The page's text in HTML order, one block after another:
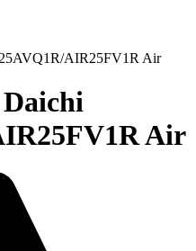
AIR25FV1R Air
Air